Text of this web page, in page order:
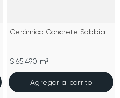
Cerámica Concrete Sabbia
$ 65.490 m²
Agregar al carrito